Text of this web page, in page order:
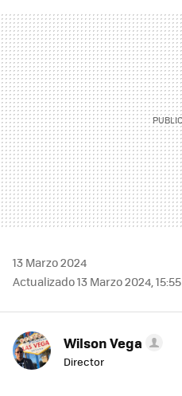
13 Marzo 2024
Actualizado 13 Marzo 2024, 15:55
Wilson Vega
Director